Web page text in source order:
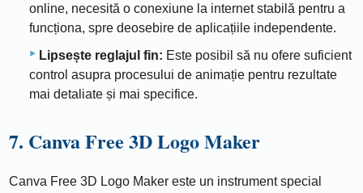
online, necesită o conexiune la internet stabilă pentru a
funcționa, spre deosebire de aplicațiile independente.
Lipsește reglajul fin: Este posibil să nu ofere suficient
control asupra procesului de animație pentru rezultate
mai detaliate și mai specifice.
7. Canva Free 3D Logo Maker
Canva Free 3D Logo Maker este un instrument special